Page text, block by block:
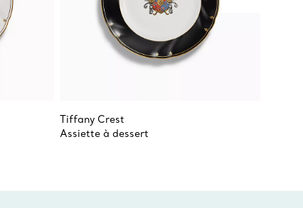
Tiffany Crest
Assiette à dessert